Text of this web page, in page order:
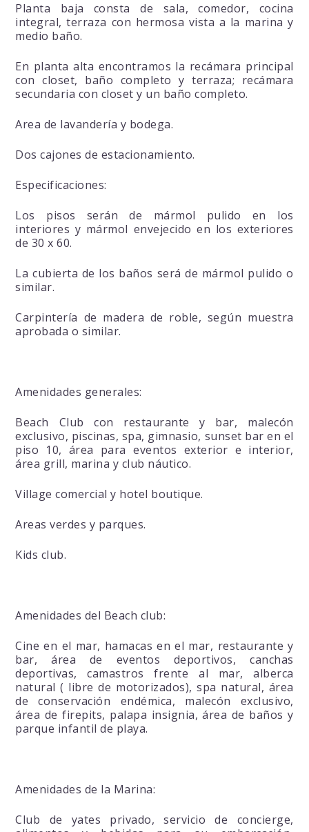
Planta baja consta de sala, comedor, cocina
integral, terraza con hermosa vista a la marina y
medio baño.
En planta alta encontramos la recámara principal
con closet, baño completo y terraza; recámara
secundaria con closet y un baño completo.
Area de lavandería y bodega.
Dos cajones de estacionamiento.
Especificaciones:
Los pisos serán de mármol pulido en los
interiores y mármol envejecido en los exteriores
de 30 x 60.
La cubierta de los baños será de mármol pulido o
similar.
Carpintería de madera de roble, según muestra
aprobada o similar.
Amenidades generales:
Beach Club con restaurante y bar, malecón
exclusivo, piscinas, spa, gimnasio, sunset bar en el
piso 10, área para eventos exterior e interior,
área grill, marina y club náutico.
Village comercial y hotel boutique.
Areas verdes y parques.
Kids club.
Amenidades del Beach club:
Cine en el mar, hamacas en el mar, restaurante y
bar, área de eventos deportivos, canchas
deportivas, camastros frente al mar, alberca
natural ( libre de motorizados), spa natural, área
de conservación endémica, malecón exclusivo,
área de firepits, palapa insignia, área de baños y
parque infantil de playa.
Amenidades de la Marina:
Club de yates privado, servicio de concierge,